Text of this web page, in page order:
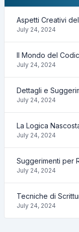
Aspetti Creativi
July 24, 2024
Il Mondo del
July 24, 2024
Dettagli e
July 24, 2024
La Logica
July 24, 2024
Suggerimenti per
July 24, 2024
Tecniche di
July 24, 2024